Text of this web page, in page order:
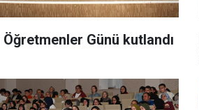
Öğretmenler Günü kutlandı